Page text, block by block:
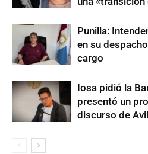
Punilla:
en su
cargo
Iosa pidió la
presentó un
discurso de